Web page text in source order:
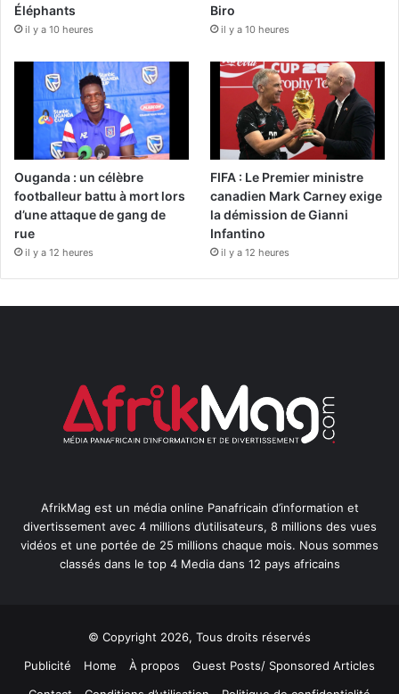
Éléphants
il y a 10 heures
Biro
il y a 10 heures
Ouganda : un célèbre
footballeur battu à mort lors
d’une attaque de gang de
rue
il y a 12 heures
FIFA : Le Premier ministre
canadien Mark Carney exige
la démission de Gianni
Infantino
il y a 12 heures
AfrikMag est un média online Panafricain d’information et
divertissement avec 4 millions d’utilisateurs, 8 millions des vues
vidéos et une portée de 25 millions chaque mois. Nous sommes
classés dans le top 4 Media dans 12 pays africains
© Copyright 2026, Tous droits réservés
Publicité
Home À propos
Guest Posts/ Sponsored Articles